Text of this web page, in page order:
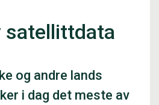
satellittdata
og andre lands
i dag det meste av